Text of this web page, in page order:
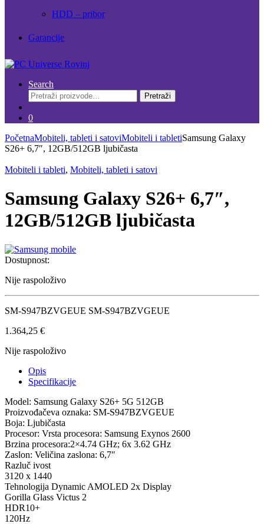
HDD – pribor
Garancije
Search
Pretraži:
Pretraži
0
PočetnaMobiteli, tableti i satoviMobiteli i tabletiSamsung Galaxy
S26+ 6,7″, 12GB/512GB ljubičasta
Mobiteli i tableti, Mobiteli, tableti i satovi
Samsung Galaxy S26+ 6,7″,
12GB/512GB ljubičasta
Dostupnost:
Nije raspoloživo
SM-S947BZVGEUE SM-S947BZVGEUE
1.364,25 €
Nije raspoloživo
Opis
Specifikacije
Model: Samsung Galaxy S26+ 5G 512GB
Proizvođačeva oznaka: SM-S947BZVGEUE
Boja: Ljubičasta
Procesor: Vrsta procesora: Samsung Exynos 2600
Brzina procesora:2×4.74 GHz; 6x 3.62 GHz
Zaslon: Veličina zaslona: 6,7″
Razluč ivost
3120 x 1440
Tehnologija Dynamic AMOLED 2x Display
Gorilla Glass Victus 2
HDR10+
120Hz